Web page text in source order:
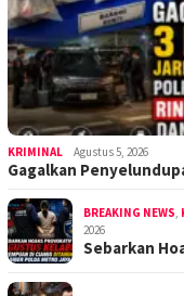
KRIMINAL Agustus 5, 2026
Gagalkan
BREAKING NEWS,
2026
Sebarkan